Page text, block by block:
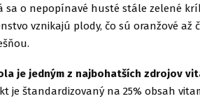
sa o nepopínavé husté stále zelené
vznikajú plody, čo sú oranžové
je jedným z najbohatších zdrojov
je štandardizovaný na 25% obsah